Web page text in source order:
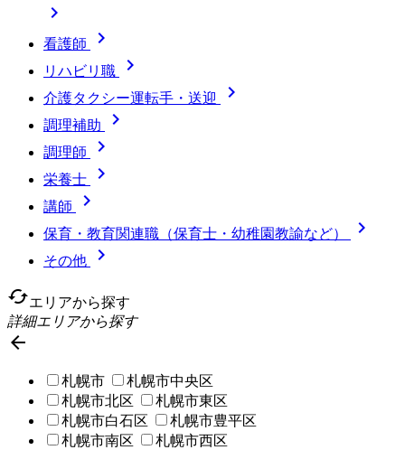

看護師 
リハビリ職 
介護タクシー運転手・送迎 
調理補助 
調理師 
栄養士 
講師 
保育・教育関連職（保育士・幼稚園教諭など） 
その他

cachedエリアから探す
詳細エリアから探す

札幌市
札幌市中央区
札幌市北区
札幌市東区
札幌市白石区
札幌市豊平区
札幌市南区
札幌市西区